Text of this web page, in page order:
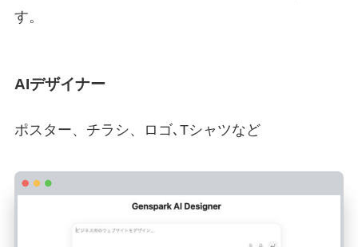
す。
AIデザイナー
ポスター、チラシ、ロゴ､Tシャツなど